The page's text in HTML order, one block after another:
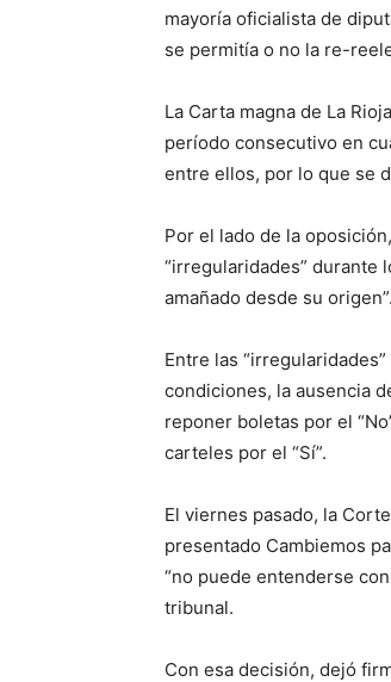
mayoría oficialista de
se permitía o no la re-
La Carta magna de La
período consecutivo en
entre ellos, por lo que se
Por el lado de la
“irregularidades” durante
amañado desde su origen”.
Entre las
condiciones, la ausencia
reponer boletas por el
carteles por el “Sí”.
El viernes pasado, la
presentado Cambiemos
“no puede entenderse
tribunal.
Con esa decisión, dejó